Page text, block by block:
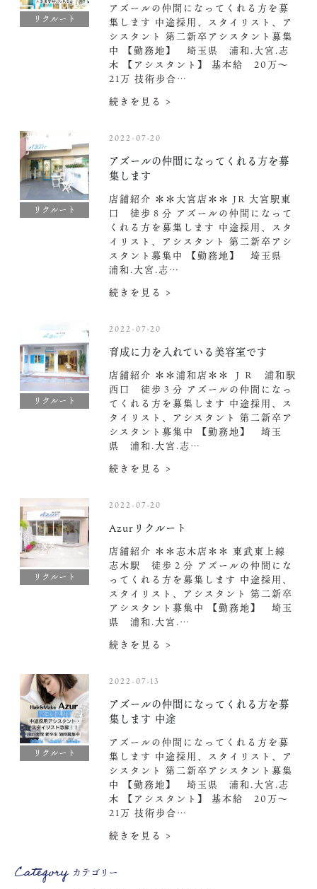
リクルート
アズールの仲間になってくれる方を募
集します 中途採用、スタイリスト、ア
シスタント 第二新卒アシスタント募集
中️ 【勤務地】 埼玉県 浦和.大宮.志
木 【アシスタント】 基本給 20万〜
21万 技術歩合…
続きを見る >
リクルート
2022-07-20
アズールの仲間になってくれる方を募
集します
店舗紹介 ＊＊大宮店＊＊ JR 大宮駅東
口 徒歩８分 アズールの仲間になって
くれる方を募集します 中途採用、スタ
イリスト、アシスタント 第二新卒アシ
スタント募集中️ 【勤務地】 埼玉県
浦和.大宮.志…
続きを見る >
リクルート
2022-07-20
育成に力を入れている美容室です
店舗紹介 ＊＊浦和店＊＊ ＪＲ 浦和駅
西口 徒歩３分 アズールの仲間になっ
てくれる方を募集します 中途採用、ス
タイリスト、アシスタント 第二新卒ア
シスタント募集中️ 【勤務地】 埼玉
県 浦和.大宮.志…
続きを見る >
リクルート
2022-07-20
Azurリクルート
店舗紹介 ＊＊志木店＊＊ 東武東上線
志木駅 徒歩２分 アズールの仲間にな
ってくれる方を募集します 中途採用、
スタイリスト、アシスタント 第二新卒
アシスタント募集中️ 【勤務地】 埼玉
県 浦和.大宮.…
続きを見る >
リクルート
2022-07-13
アズールの仲間になってくれる方を募
集します 中途
アズールの仲間になってくれる方を募
集します 中途採用、スタイリスト、ア
シスタント 第二新卒アシスタント募集
中️ 【勤務地】 埼玉県 浦和.大宮.志
木 【アシスタント】 基本給 20万〜
21万 技術歩合…
続きを見る >
Categoryカテゴリー